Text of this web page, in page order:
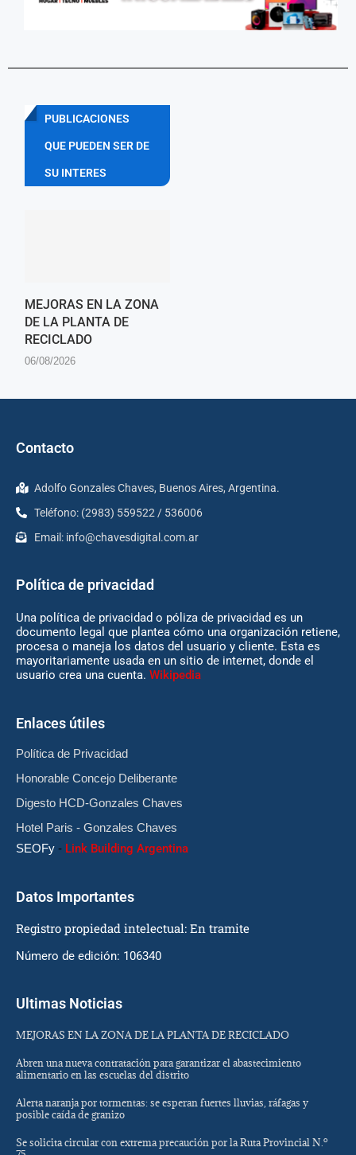
PUBLICACIONES
QUE PUEDEN SER DE
SU INTERES
MEJORAS EN LA ZONA
DE LA PLANTA DE
RECICLADO
06/08/2026
Contacto
Adolfo Gonzales Chaves, Buenos Aires, Argentina.
Teléfono: (2983) 559522 / 536006
Email: info@chavesdigital.com.ar
Política de privacidad
Una política de privacidad o póliza de privacidad es un
documento legal que plantea cómo una organización retiene,
procesa o maneja los datos del usuario y cliente. Esta es
mayoritariamente usada en un sitio de internet, donde el
usuario crea una cuenta. Wikipedia
Enlaces útiles
Política de Privacidad
Honorable Concejo Deliberante
Digesto HCD-Gonzales Chaves
Hotel Paris - Gonzales Chaves
SEOFy - Link Building Argentina
Datos Importantes
Registro propiedad intelectual: En tramite
Número de edición: 106340
Ultimas Noticias
MEJORAS EN LA ZONA DE LA PLANTA DE RECICLADO
Abren una nueva contratación para garantizar el abastecimiento
alimentario en las escuelas del distrito
Alerta naranja por tormentas: se esperan fuertes lluvias, ráfagas y
posible caída de granizo
Se solicita circular con extrema precaución por la Ruta Provincial N.º